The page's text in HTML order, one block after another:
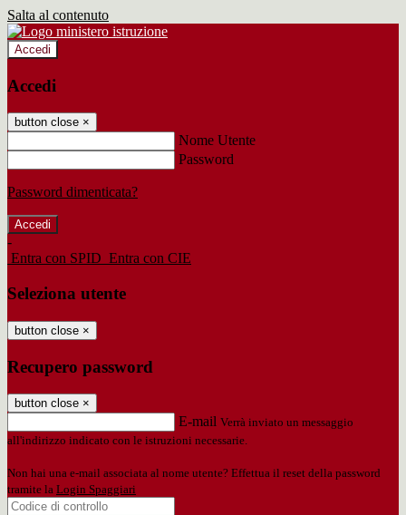
Salta al contenuto
Accedi
Accedi
button close ×
Nome Utente
Password
Password dimenticata?
-
Entra con SPID Entra con CIE
Seleziona utente
button close ×
Recupero password
button close ×
E-mail Verrà inviato un messaggio
all'indirizzo indicato con le istruzioni necessarie.
Non hai una e-mail associata al nome utente? Effettua il reset della password
tramite la Login Spaggiari